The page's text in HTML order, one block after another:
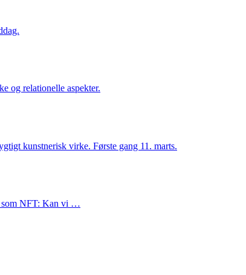
og relationelle aspekter.
kunstnerisk virke. Første gang 11. marts.
som NFT: Kan vi …